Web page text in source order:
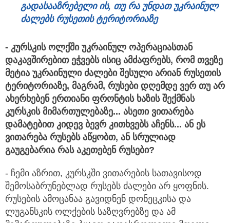
გადასააზრებელი ის, თუ რა უნდათ უკრაინულ
ძალებს რუსეთის ტერიტორიაზე
- კურსკის ოლქში უკრაინულ ოპერაციასთან
დაკავშირებით ეჭვებს ისიც ამძაფრებს, რომ თვეზე
მეტია უკრაინული ძალები შესული არიან რუსეთის
ტერიტორიაზე, მაგრამ, რუსები დღემდე ვერ თუ არ
ახერხებენ ერთიანი ფრონტის ხაზის შექმნას
კურსკის მიმართულებაზე... ასეთი ვითარება
დამატებით კიდევ ბევრ კითხვებს აჩენს... ან ეს
ვითარება რუსებს აწყობთ, ან სრულიად
გაუგებარია რას აკეთებენ რუსები?
- ჩემი აზრით, კურსკში ვითარების სათავისოდ
შემოსაბრუნებლად რუსებს ძალები არ ყოფნის.
რუსების ამოცანაა გავიდნენ დონეცკისა და
ლუგანსკის ოლქების საზღვრებზე და ამ